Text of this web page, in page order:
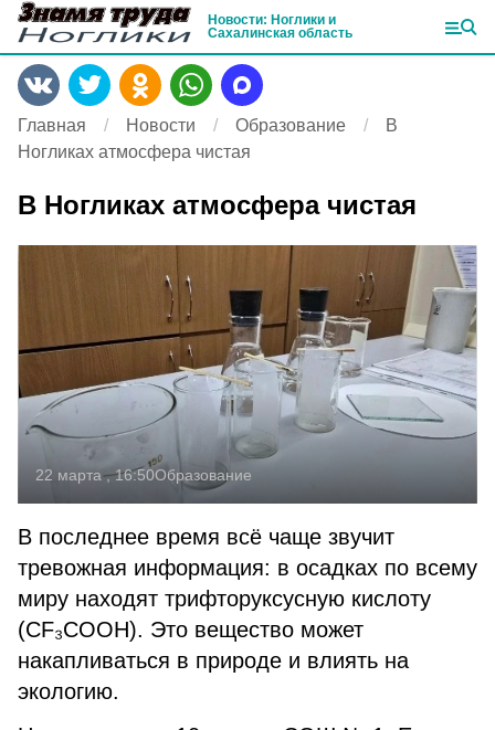
Новости: Ноглики и
Сахалинская область
Главная Новости Образование
В
Ногликах атмосфера чистая
В Ногликах атмосфера чистая
22 марта , 16:50Образование
В последнее время всё чаще звучит
тревожная информация: в осадках по всему
миру находят трифторуксусную кислоту
(CF₃COOH). Это вещество может
накапливаться в природе и влиять на
экологию.